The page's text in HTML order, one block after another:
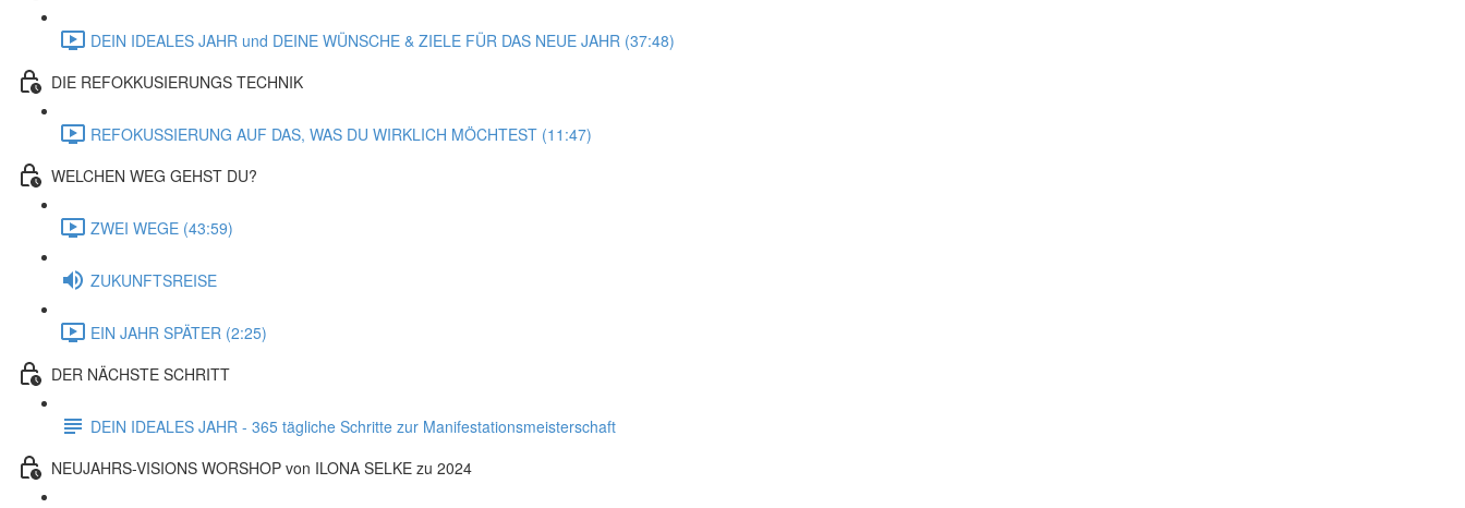
DEIN IDEALES JAHR und DEINE WÜNSCHE & ZIELE FÜR DAS NEUE JAHR (37:48)
DIE REFOKKUSIERUNGS TECHNIK
REFOKUSSIERUNG AUF DAS, WAS DU WIRKLICH MÖCHTEST (11:47)
WELCHEN WEG GEHST DU?
ZWEI WEGE (43:59)
ZUKUNFTSREISE
EIN JAHR SPÄTER (2:25)
DER NÄCHSTE SCHRITT
DEIN IDEALES JAHR - 365 tägliche Schritte zur Manifestationsmeisterschaft
NEUJAHRS-VISIONS WORSHOP von ILONA SELKE zu 2024